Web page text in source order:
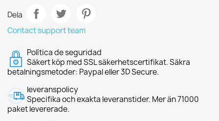
Dela
Contact support team
Política de seguridad
Säkert köp med SSL säkerhetscertifikat. Säkra
betalningsmetoder: Paypal eller 3D Secure.
leveranspolicy
Specifika och exakta leveranstider. Mer än 71000
paket levererade.